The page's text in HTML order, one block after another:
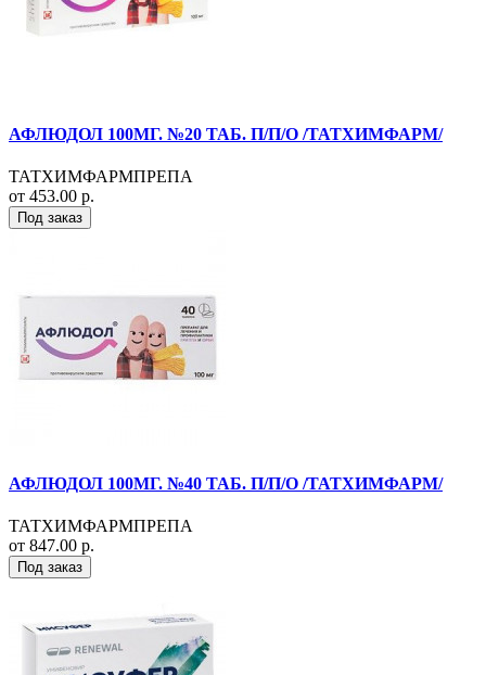
АФЛЮДОЛ 100МГ. №20 ТАБ. П/П/О /ТАТХИМФАРМ/
ТАТХИМФАРМПРЕПА
от 453.00 р.
Под заказ
АФЛЮДОЛ 100МГ. №40 ТАБ. П/П/О /ТАТХИМФАРМ/
ТАТХИМФАРМПРЕПА
от 847.00 р.
Под заказ